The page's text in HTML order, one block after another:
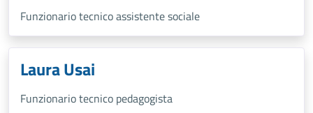
Funzionario tecnico assistente sociale
Laura Usai
Funzionario tecnico pedagogista